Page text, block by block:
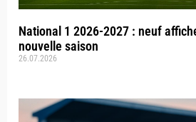
National 1 2026-2027 : neuf
nouvelle saison
26.07.2026